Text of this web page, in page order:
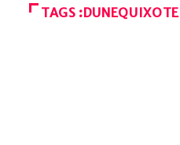
TAGS :DUNEQUIXOTE